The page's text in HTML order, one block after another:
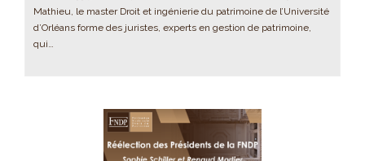
Mathieu, le master Droit et ingénierie du patrimoine de l’Université
d’Orléans forme des juristes, experts en gestion de patrimoine,
qui…